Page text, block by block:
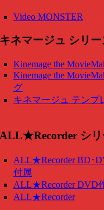
Video MONSTER
Kinemage the
Kinemage the
グ
キネマージュ テンプ
ALL★Recorder BD･
付属
ALL★Recorder DVD
ALL★Recorder